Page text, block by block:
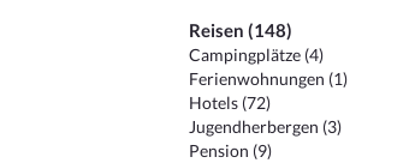
Reisen (148)
Campingplätze (4)
Ferienwohnungen (1)
Hotels (72)
Jugendherbergen (3)
Pension (9)